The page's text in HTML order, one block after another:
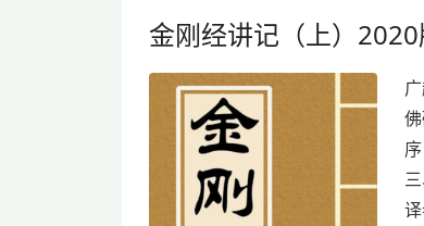
金刚经讲记（上）2020